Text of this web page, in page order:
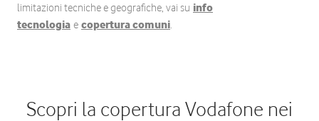
limitazioni tecniche e geografiche, vai su info
tecnologia e copertura comuni.
Scopri la copertura Vodafone nei